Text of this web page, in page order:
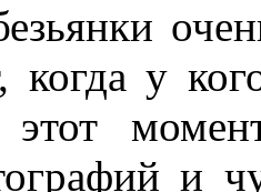
когда у
и